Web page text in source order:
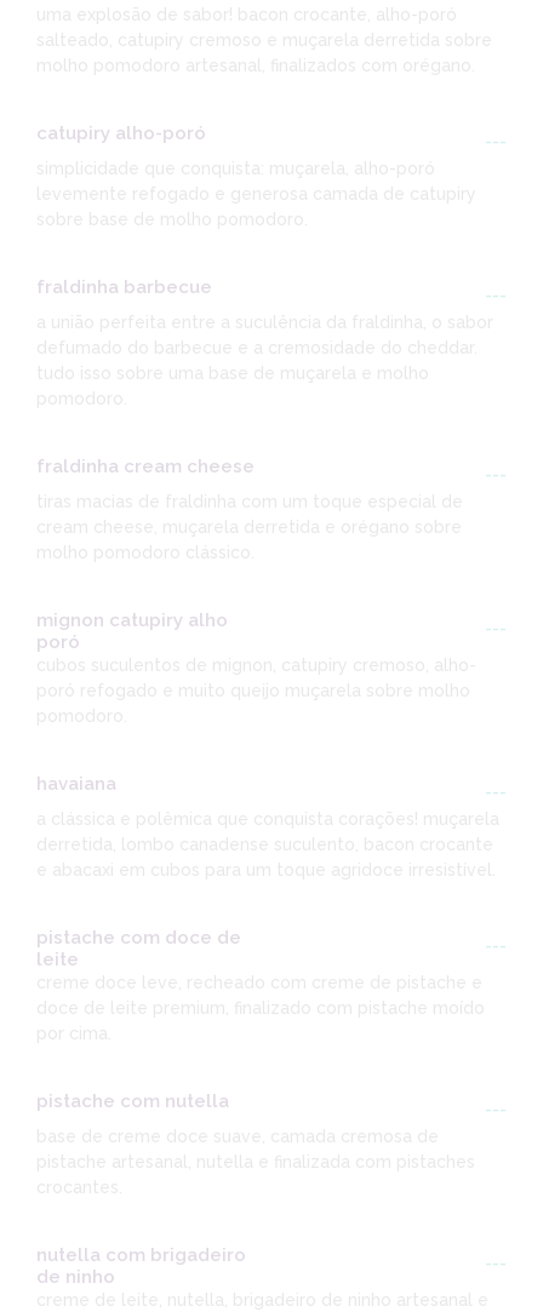
uma explosão de sabor! bacon crocante, alho-poró
salteado, catupiry cremoso e muçarela derretida sobre
molho pomodoro artesanal, finalizados com orégano.
catupiry alho-poró
---
simplicidade que conquista: muçarela, alho-poró
levemente refogado e generosa camada de catupiry
fraldinha barbecue
---
a união perfeita entre a suculência da fraldinha, o sabor
defumado do barbecue e a cremosidade do cheddar.
fraldinha cream cheese
---
tiras macias de fraldinha com um toque especial de
cream cheese, muçarela derretida e orégano sobre
molho pomodoro clássico.
mignon catupiry alho
poró
---
cubos suculentos de mignon, catupiry cremoso, alho-
havaiana
---
a clássica e polêmica que conquista corações! muçarela
derretida, lombo canadense suculento, bacon crocante
e abacaxi em cubos para um toque agridoce irresistível.
pistache com doce de
leite
---
creme doce leve, recheado com creme de pistache e
doce de leite premium, finalizado com pistache moído
por cima.
pistache com nutella
---
base de creme doce suave, camada cremosa de
pistache artesanal, nutella e finalizada com pistaches
crocantes.
nutella com brigadeiro
de ninho
---
creme de leite, nutella, brigadeiro de ninho artesanal e